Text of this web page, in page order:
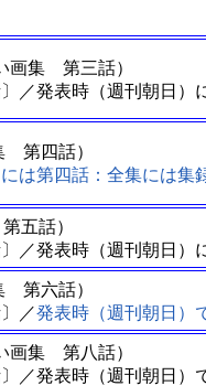
画集 第三話）
〕／発表時（週刊朝日）
第四話）
は第四話：全集には集
五話）
〕／発表時（週刊朝日）
第六話）
／発表時（週刊朝日）
画集 第八話）
〕／発表時（週刊朝日）